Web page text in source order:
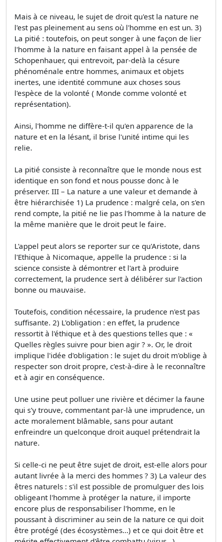
Mais à ce niveau, le sujet de droit qu'est la nature ne
l'est pas pleinement au sens où l'homme en est un. 3)
La pitié : toutefois, on peut songer à une façon de lier
l'homme à la nature en faisant appel à la pensée de
Schopenhauer, qui entrevoit, par-delà la césure
phénoménale entre hommes, animaux et objets
inertes, une identité commune aux choses sous
l'espèce de la volonté ( Monde comme volonté et
représentation).
Ainsi, l'homme ne diffère-t-il qu'en apparence de la
nature et en la lésant, il brise l'unité intime qui les
relie.
La pitié consiste à reconnaître que le monde nous est
identique en son fond et nous pousse donc à le
préserver. III – La nature a une valeur et demande à
être hiérarchisée 1) La prudence : malgré cela, on s'en
rend compte, la pitié ne lie pas l'homme à la nature de
la même manière que le droit peut le faire.
L'appel peut alors se reporter sur ce qu'Aristote, dans
l'Ethique à Nicomaque, appelle la prudence : si la
science consiste à démontrer et l'art à produire
correctement, la prudence sert à délibérer sur l'action
bonne ou mauvaise.
Toutefois, condition nécessaire, la prudence n'est pas
suffisante. 2) L'obligation : en effet, la prudence
ressortit à l'éthique et à des questions telles que : «
Quelles règles suivre pour bien agir ? ». Or, le droit
implique l'idée d'obligation : le sujet du droit m'oblige à
respecter son droit propre, c'est-à-dire à le reconnaître
et à agir en conséquence.
Une usine peut polluer une rivière et décimer la faune
qui s'y trouve, commentant par-là une imprudence, un
acte moralement blâmable, sans pour autant
enfreindre un quelconque droit auquel prétendrait la
nature.
Si celle-ci ne peut être sujet de droit, est-elle alors pour
autant livrée à la merci des hommes ? 3) La valeur des
êtres naturels : s'il est possible de promulguer des lois
obligeant l'homme à protéger la nature, il importe
encore plus de responsabiliser l'homme, en le
poussant à discriminer au sein de la nature ce qui doit
être protégé (des écosystèmes...) et ce qui doit être et